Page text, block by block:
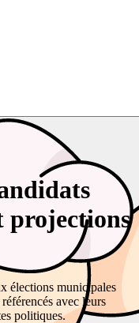
projections
élections municipales
avec leurs
politiques.